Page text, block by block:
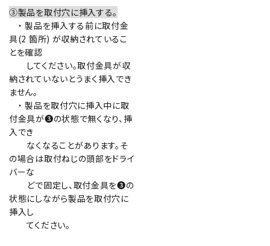
③製品を取付穴に挿入する。
・ 製品を挿入する前に取付金
具(2 箇所) が収納されているこ
とを確認
してください。取付金具が収
納されていないとうまく挿入でき
ません。
・ 製品を取付穴に挿入中に取
付金具が❸の状態で無くなり、挿
入でき
なくなることがあります。そ
の場合は取付ねじの頭部をドライ
バーな
どで固定し、取付金具を❸の
状態にしながら製品を取付穴に
挿入し
てください。